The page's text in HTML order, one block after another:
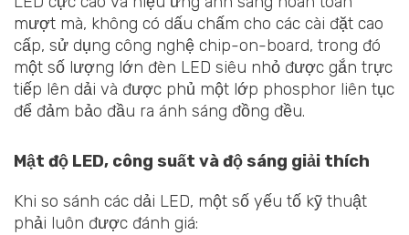
mượt mà, không có dấu chấm cho các cài đặt cao
cấp, sử dụng công nghệ chip-on-board, trong đó
một số lượng lớn đèn LED siêu nhỏ được gắn trực
tiếp lên dải và được phủ một lớp phosphor liên tục
để đảm bảo đầu ra ánh sáng đồng đều.
Mật độ LED, công suất và độ sáng giải thích
Khi so sánh các dải LED, một số yếu tố kỹ thuật
phải luôn được đánh giá: